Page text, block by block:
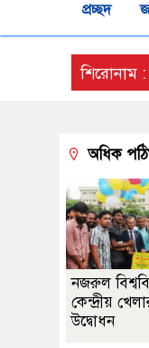
প্রচ্ছদ
শিরোনাম :
অধিক
নজরুল
কেন্দ্রীয়
উদ্বোধন